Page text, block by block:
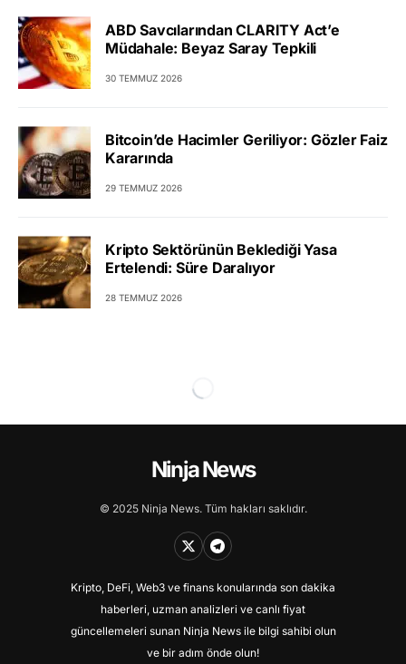
ABD Savcılarından CLARITY Act’e
Müdahale: Beyaz Saray Tepkili
30 TEMMUZ 2026
Bitcoin’de Hacimler Geriliyor: Gözler Faiz
Kararında
29 TEMMUZ 2026
Kripto Sektörünün Beklediği Yasa
Ertelendi: Süre Daralıyor
28 TEMMUZ 2026
Ninja News
© 2025 Ninja News. Tüm hakları saklıdır.
Kripto, DeFi, Web3 ve finans konularında son dakika
haberleri, uzman analizleri ve canlı fiyat
güncellemeleri sunan Ninja News ile bilgi sahibi olun
ve bir adım önde olun!